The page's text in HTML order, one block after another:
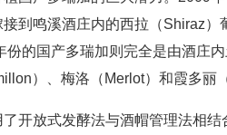
到鸣溪酒庄内的西拉（Shiraz
的国产多瑞加则完全是由酒庄
）、梅洛（Merlot）和霞多丽
开放式发酵法与酒帽管理法相